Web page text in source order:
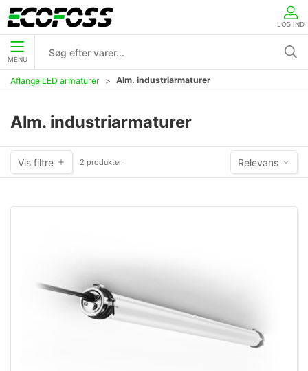
LOG IND
MENU
Aflange LED armaturer Alm. industriarmaturer
Alm. industriarmaturer
Vis filtre 2 produkter Relevans